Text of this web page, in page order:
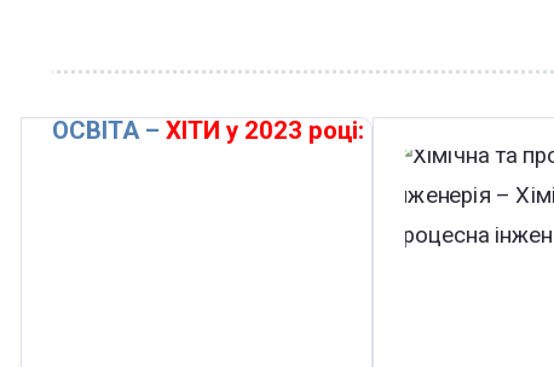
ОСВІТА – ХІТИ у 2023 році: